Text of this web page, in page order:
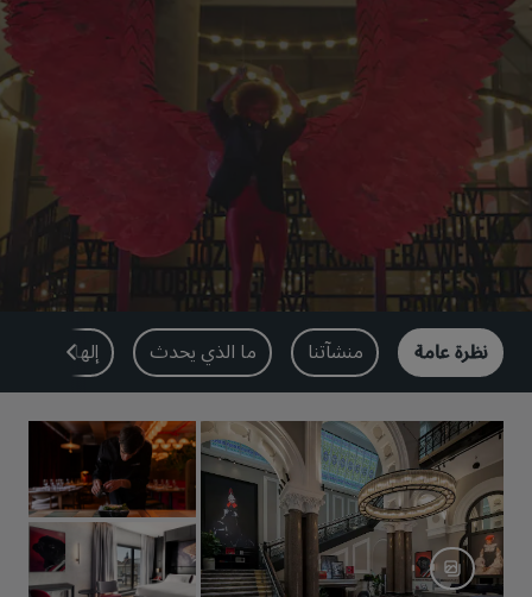
بارك بلازا بارك إن باي راديسون
Prize by Radisson كانتري إن آند سويتس
العلامات التجارية التابعة في الصين
J.
Jin Jiang
Kunlun
Golden Tulip
فنادق في وسط المدينة
تفضل بزيارة مدونتنا
نظرة عامة منشآتنا ما الذي يحدث إلهام السفر